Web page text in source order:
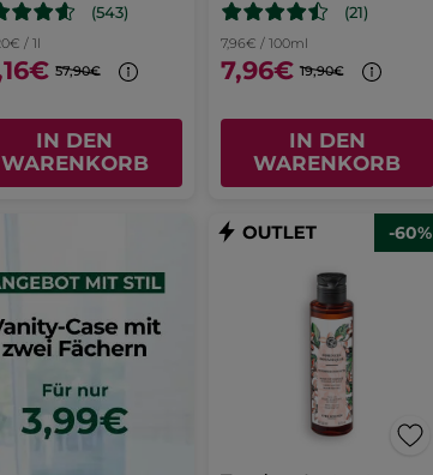
(543)
/ 1l
57,90€
IN DEN
WARENKORB
(21)
7,96€ / 100ml
7,96€ 19,90€
IN DEN
WARENKORB
-60%